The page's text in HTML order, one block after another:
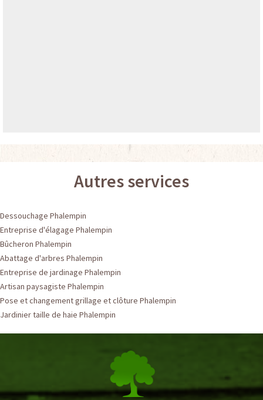
Autres services
Dessouchage Phalempin
Entreprise d'élagage Phalempin
Bûcheron Phalempin
Abattage d'arbres Phalempin
Entreprise de jardinage Phalempin
Artisan paysagiste Phalempin
Pose et changement grillage et clôture Phalempin
Jardinier taille de haie Phalempin